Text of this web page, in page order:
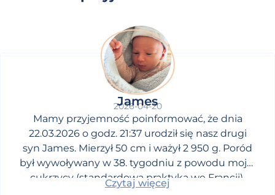
James
2026-04-20
Mamy przyjemność poinformować, że dnia
22.03.2026 o godz. 21:37 urodził się nasz drugi
syn James. Mierzył 50 cm i ważył 2 950 g. Poród
był wywoływany w 38. tygodniu z powodu mojej
cukrzycy (standardowa praktyka we Francji).
Czytaj więcej